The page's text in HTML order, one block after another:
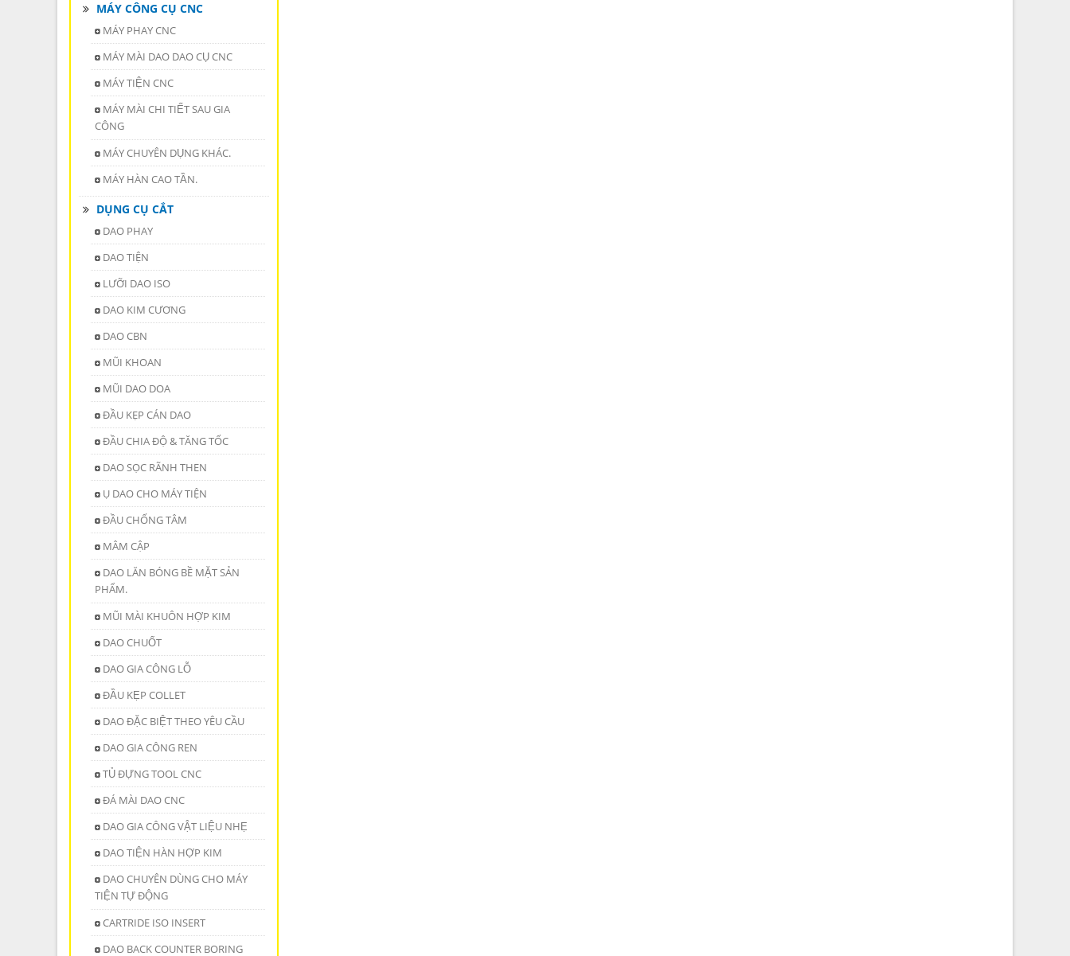
MÁY CÔNG CỤ CNC
MÁY PHAY CNC
MÁY MÀI DAO DAO CỤ CNC
MÁY TIỆN CNC
MÁY MÀI CHI TIẾT SAU GIA
CÔNG
MÁY CHUYÊN DỤNG KHÁC.
MÁY HÀN CAO TẦN.
DỤNG CỤ CẮT
DAO PHAY
DAO TIỆN
LƯỠI DAO ISO
DAO KIM CƯƠNG
DAO CBN
MŨI KHOAN
MŨI DAO DOA
ĐẦU KẸP CÁN DAO
ĐẦU CHIA ĐỘ & TĂNG TỐC
DAO SỌC RÃNH THEN
Ụ DAO CHO MÁY TIỆN
ĐẦU CHỐNG TÂM
MÂM CẬP
DAO LĂN BÓNG BỀ MẶT SẢN
PHẨM.
MŨI MÀI KHUÔN HỢP KIM
DAO CHUỐT
DAO GIA CÔNG LỖ
ĐẦU KẸP COLLET
DAO ĐẶC BIỆT THEO YÊU CẦU
DAO GIA CÔNG REN
TỦ ĐỰNG TOOL CNC
ĐÁ MÀI DAO CNC
DAO GIA CÔNG VẬT LIỆU NHẸ
DAO TIỆN HÀN HỢP KIM
DAO CHUYÊN DÙNG CHO MÁY
TIỆN TỰ ĐỘNG
CARTRIDE ISO INSERT
DAO BACK COUNTER BORING